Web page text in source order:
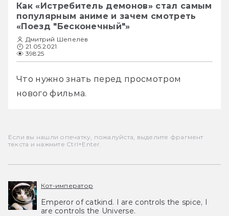
Как «Истребитель демонов» стал самым
популярным аниме и зачем смотреть
«Поезд "Бесконечный"»
Дмитрий Шепелёв
21.05.2021
39825
Что нужно знать перед просмотром
нового фильма.
Если вы нашли опечатку, пожалуйста, выделите фрагмент
текста и нажмите Ctrl+Enter.
Кот-император
Emperor of catkind. I are controls the spice, I
are controls the Universe.